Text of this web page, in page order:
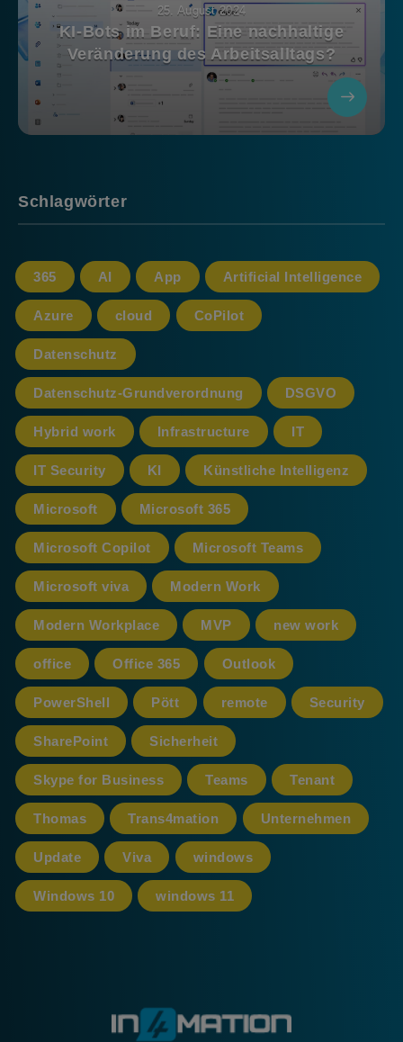
25. August 2024
KI-Bots im Beruf: Eine nachhaltige
Veränderung des Arbeitsalltags?
Schlagwörter
365 AI App Artificial Intelligence
Azure cloud CoPilot
Datenschutz
Datenschutz-Grundverordnung DSGVO
Hybrid work Infrastructure IT
IT Security KI Künstliche Intelligenz
Microsoft Microsoft 365
Microsoft Copilot Microsoft Teams
Microsoft viva Modern Work
Modern Workplace MVP new work
office Office 365 Outlook
PowerShell Pött remote Security
SharePoint Sicherheit
Skype for Business Teams Tenant
Thomas Trans4mation Unternehmen
Update Viva windows
Windows 10 windows 11